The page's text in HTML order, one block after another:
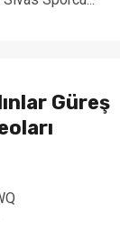
Güreş